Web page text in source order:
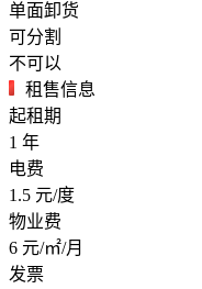
单面卸货
可分割
不可以
租售信息
起租期
1 年
电费
1.5 元/度
物业费
6 元/㎡/月
发票